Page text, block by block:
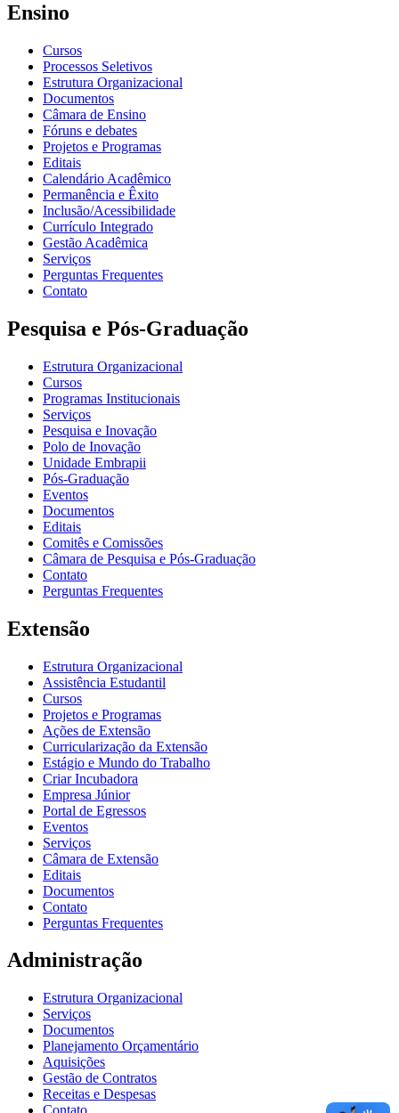
Ensino
Cursos
Processos Seletivos
Estrutura Organizacional
Documentos
Câmara de Ensino
Fóruns e debates
Projetos e Programas
Editais
Calendário Acadêmico
Permanência e Êxito
Inclusão/Acessibilidade
Currículo Integrado
Gestão Acadêmica
Serviços
Perguntas Frequentes
Contato
Pesquisa e Pós-Graduação
Estrutura Organizacional
Cursos
Programas Institucionais
Serviços
Pesquisa e Inovação
Polo de Inovação
Unidade Embrapii
Pós-Graduação
Eventos
Documentos
Editais
Comitês e Comissões
Câmara de Pesquisa e Pós-Graduação
Contato
Perguntas Frequentes
Extensão
Estrutura Organizacional
Assistência Estudantil
Cursos
Projetos e Programas
Ações de Extensão
Curricularização da Extensão
Estágio e Mundo do Trabalho
Criar Incubadora
Empresa Júnior
Portal de Egressos
Eventos
Serviços
Câmara de Extensão
Editais
Documentos
Contato
Perguntas Frequentes
Administração
Estrutura Organizacional
Serviços
Documentos
Planejamento Orçamentário
Aquisições
Gestão de Contratos
Receitas e Despesas